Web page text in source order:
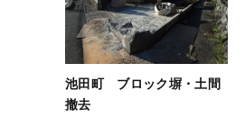
池田町 ブロック塀・土間
撤去